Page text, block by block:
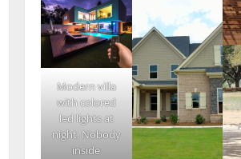
Modern villa
with colored
led lights at
night. Nobody
inside